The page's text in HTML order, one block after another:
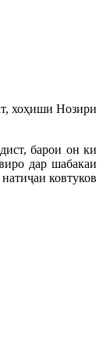
хоҳиши Нозири
барои он ки
дар шабакаи
ковтуков